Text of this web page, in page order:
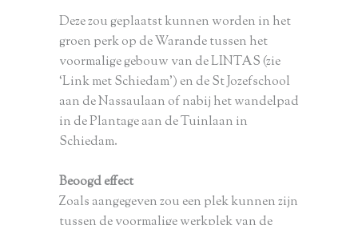
Deze zou geplaatst kunnen worden in het
groen perk op de Warande tussen het
voormalige gebouw van de LINTAS (zie
‘Link met Schiedam’) en de St Jozefschool
aan de Nassaulaan of nabij het wandelpad
in de Plantage aan de Tuinlaan in
Schiedam.
Beoogd effect
Zoals aangegeven zou een plek kunnen zijn